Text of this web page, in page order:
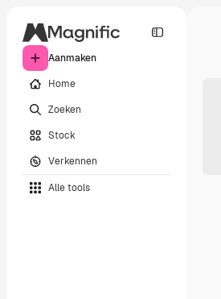
Aanmaken
Home
Zoeken
Stock
Verkennen
Alle tools